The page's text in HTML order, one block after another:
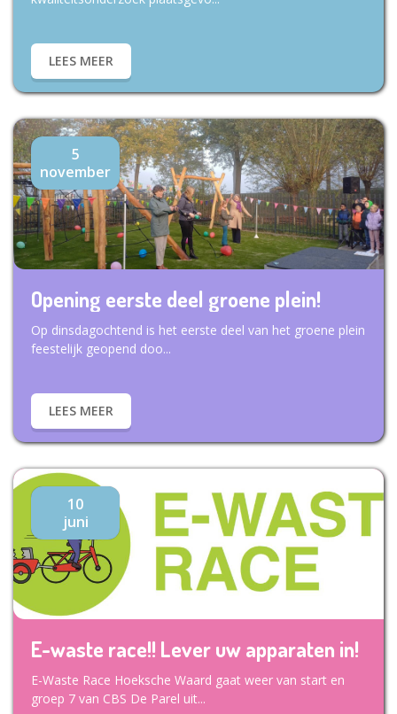
LEES MEER
5
november
Opening eerste deel groene plein!
Op dinsdagochtend is het eerste deel van het groene plein
feestelijk geopend doo...
LEES MEER
10
juni
E-waste race!! Lever uw apparaten in!
E-Waste Race Hoeksche Waard gaat weer van start en
groep 7 van CBS De Parel uit...